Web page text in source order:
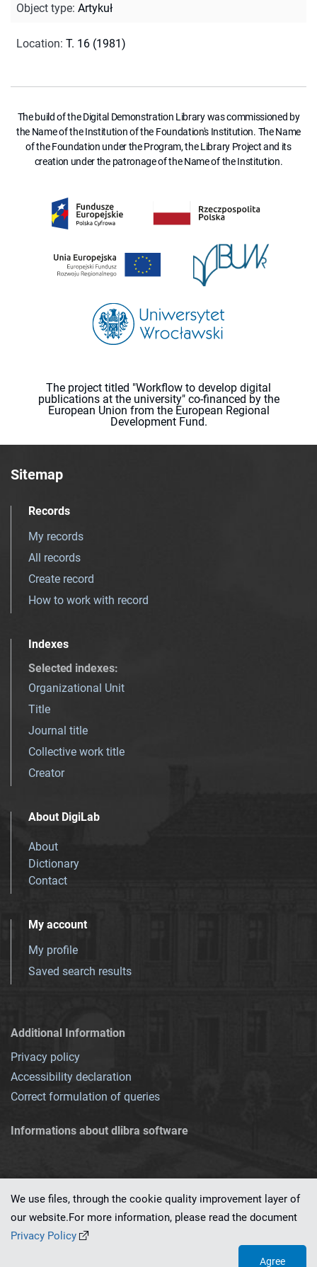
Object type: Artykuł
Location: T. 16 (1981)
The build of the Digital Demonstration Library was commissioned by
the Name of the Institution of the Foundation's Institution. The Name
of the Foundation under the Program, the Library Project and its
creation under the patronage of the Name of the Institution.
The project titled "Workflow to develop digital
publications at the university" co-financed by the
European Union from the European Regional
Development Fund.
Sitemap
Records
My records
All records
Create record
How to work with record
Indexes
Selected indexes:
Organizational Unit
Title
Journal title
Collective work title
Creator
About DigiLab
About
Dictionary
Contact
My account
My profile
Saved search results
Additional Information
Privacy policy
Accessibility declaration
Correct formulation of queries
Informations about dlibra software
This service runs on
We use files, through the cookie quality improvement layer of
our website.For more information, please read the document
Privacy Policy
Agree